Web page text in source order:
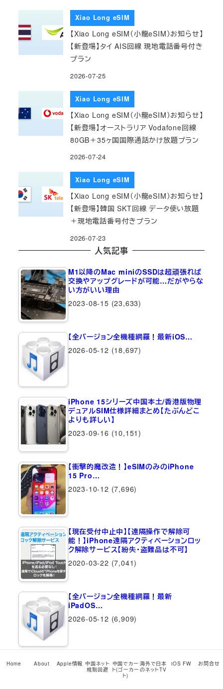
Xiao Long eSIM
【Xiao Long eSIM（小龍eSIM）お知らせ】
【新登場】タイ AIS回線 現地電話番号付き
プラン
2026-07-25
Xiao Long eSIM
【Xiao Long eSIM（小龍eSIM）お知らせ】
【新登場】オーストラリア Vodafone回線
80GB＋35ヶ国国際通話かけ放題プラン
2026-07-24
Xiao Long eSIM
【Xiao Long eSIM（小龍eSIM）お知らせ】
【新登場】韓国 SKT回線 データ使い放題
＋現地電話番号付きプラン
2026-07-23
人気記事
M1以降のMac miniのSSDは超頑張れば
交換やアップグレードが可能…だがやらな
い方がいい理由
2023-08-15 (23,633)
【全バージョン全機種網羅！最新iOS…
2026-05-12 (18,697)
iPhone 15シリーズ中国本土/香港版物理
デュアルSIM仕様詳細まとめ【たぶんどこ
よりも詳しい】
2023-09-16 (10,151)
【衝撃的魔改造！】eSIMのみのiPhone
15 Pro…
2023-10-12 (7,696)
【現在受付中止中】【遠隔操作で解除可
能！】iPhone遠隔アクティベーションロッ
ク解除サービス【紛失・盗難品は不可】
2020-03-22 (7,041)
【全バージョン全機種網羅！最新
iPadOS…
2026-05-12 (6,909)
iPhone上でAndroidが動く！？脱獄アプ
リ「iAndroid」
Home About Apple情報 中国ネット
規制回避
中国でカー
ト(ゴーカー
ト)
海外で日本
のネットTV
iOS FW お問合せ